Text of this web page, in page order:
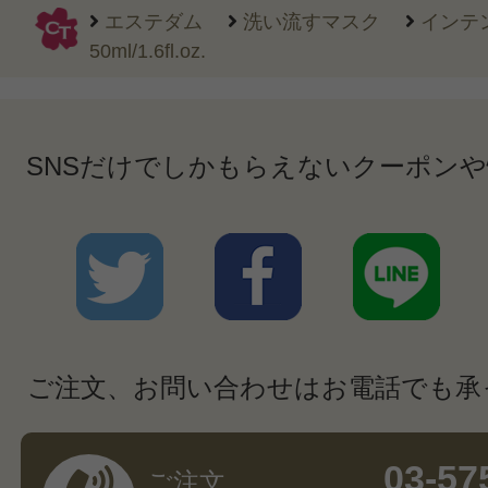
エステダム 洗い流すマスク
インテ
50ml/1.6fl.oz.
SNSだけでしかもらえないクーポン
ご注文、お問い合わせはお電話でも
03-